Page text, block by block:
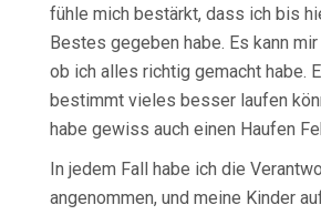
fühle mich bestärkt, dass ich bis
Bestes gegeben habe. Es kann
ob ich alles richtig gemacht habe.
bestimmt vieles besser laufen
habe gewiss auch einen Haufen
In jedem Fall habe ich die
angenommen, und meine Kinder